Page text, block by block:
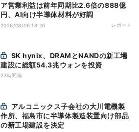
ア営業利益は前年同期比2.6倍の888億
円、AI向け半導体材料が好調
2026/08/06 18:26 レポート
建設に総額54.3兆ウォンを投資
23時間前
作所、福島市に半導体製造装置向け部品
の新工場建設を決定